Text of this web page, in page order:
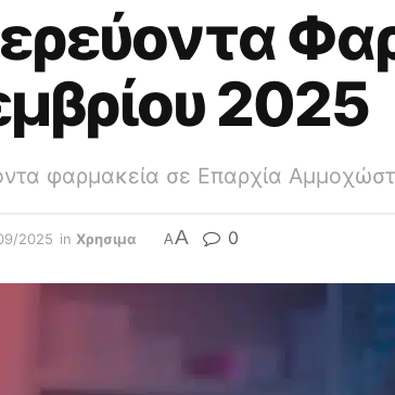
2025
φαρμακεία σε Επαρχία
2025 in Χρησιμα AA 0